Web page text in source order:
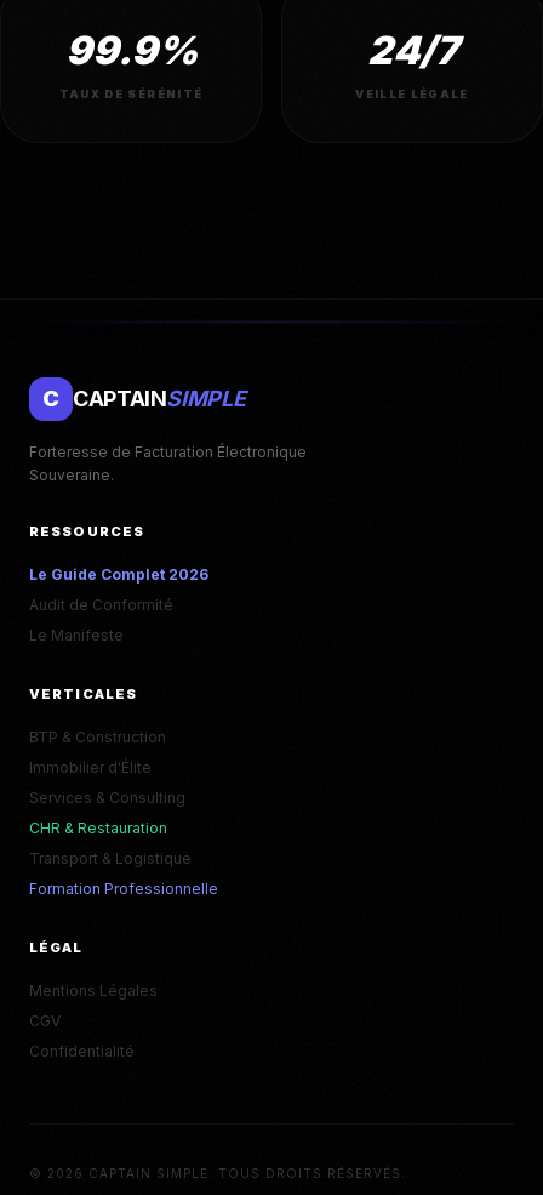
99.9%
TAUX DE SÉRÉNITÉ
24/7
VEILLE LÉGALE
C CAPTAINSIMPLE
Forteresse de Facturation Électronique
Souveraine.
RESSOURCES
Le Guide Complet 2026
Audit de Conformité
Le Manifeste
VERTICALES
BTP & Construction
Immobilier d'Élite
Services & Consulting
CHR & Restauration
Transport & Logistique
Formation Professionnelle
LÉGAL
Mentions Légales
CGV
Confidentialité
© 2026 CAPTAIN SIMPLE. TOUS DROITS RÉSERVÉS.